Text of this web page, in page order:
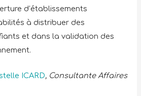
d’établissements
à distribuer des
et dans la validation des
ICARD, Consultante Affaires